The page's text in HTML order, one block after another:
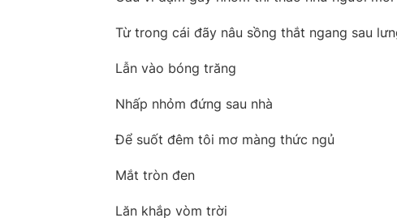
Từ trong cái đãy nâu sồng thắt ngang sau
Lẫn vào bóng trăng
Nhấp nhỏm đứng sau nhà
Để suốt đêm tôi mơ màng thức ngủ
Mắt tròn đen
Lăn khắp vòm trời